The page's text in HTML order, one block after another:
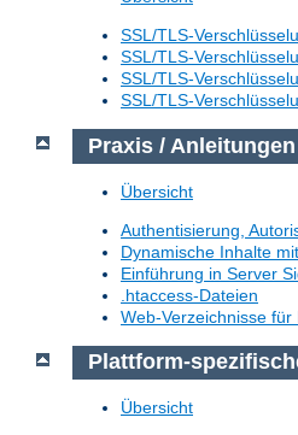
SSL/TLS-
SSL/TLS-
SSL/TLS-
SSL/TLS-
Praxis / Anleitungen
Übersicht
Authentisierung,
Dynamische Inhalte
Einführung in Server
.htaccess-Dateien
Web-Verzeichnisse für
Plattform-
Übersicht